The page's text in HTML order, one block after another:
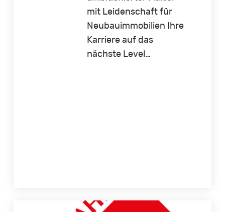
mit Leidenschaft für
Neubauimmobilien Ihre
Karriere auf das
nächste Level…
Immobilienmakler